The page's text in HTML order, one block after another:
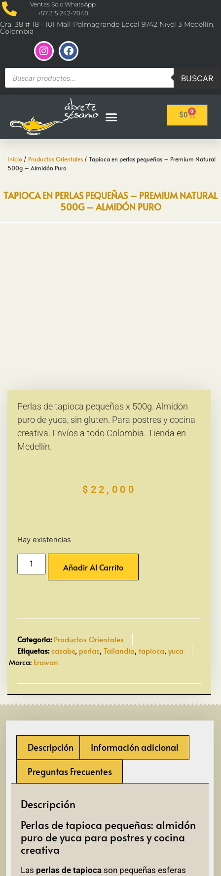
Ventas Solo WhatsApp
+57 315 242-7040
Cra. 38 # 18 - 101 Mall Palmagrande Local 9742 Nivel 3 Medellín,
Colombia
BUSCAR
$0 0
Inicio / Productos Orientales / Tapioca en perlas pequeñas – Premium Natural
500g – Almidón Puro
TAPIOCA EN PERLAS PEQUEÑAS – PREMIUM NATURAL
500G – ALMIDÓN PURO
Perlas de tapioca pequeñas x 500g. Almidón
puro de yuca, sin gluten. Para postres y cocina
creativa. Envíos a todo Colombia. Tienda en
Medellín.
$ 22,000
Hay existencias
Añadir Al Carrito
Categoria: Productos Orientales
Etiquetas:casabe, perlas, Tailandia, tapioca, yuca
Marca: Erawan
Descripción
Información adicional
Preguntas Frecuentes
Descripción
Perlas de tapioca pequeñas: almidón
puro de yuca para postres y cocina
creativa
Las perlas de tapioca son pequeñas esferas